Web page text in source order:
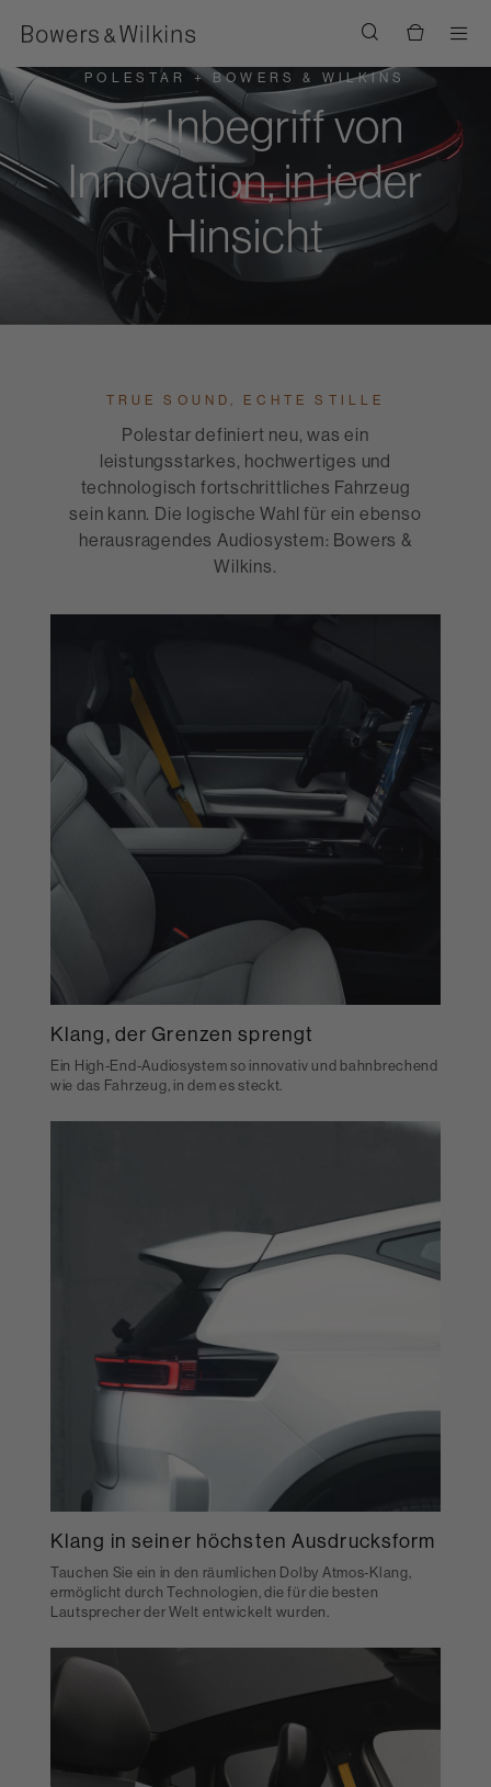
POLESTAR + BOWERS & WILKINS
Der Inbegriff von
Innovation, in jeder
Hinsicht
TRUE SOUND, ECHTE STILLE
Polestar definiert neu, was ein
leistungsstarkes, hochwertiges und
technologisch fortschrittliches Fahrzeug
sein kann. Die logische Wahl für ein ebenso
herausragendes Audiosystem: Bowers &
Wilkins.
Klang, der Grenzen sprengt
Ein High-End-Audiosystem so innovativ und bahnbrechend
wie das Fahrzeug, in dem es steckt.
Klang in seiner höchsten Ausdrucksform
Tauchen Sie ein in den räumlichen Dolby Atmos-Klang,
ermöglicht durch Technologien, die für die besten
Lautsprecher der Welt entwickelt wurden.